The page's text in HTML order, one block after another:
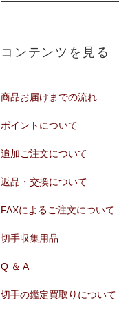
コンテンツを見る
商品お届けまでの流れ
ポイントについて
追加ご注文について
返品・交換について
FAXによるご注文について
切手収集用品
Q ＆ A
切手の鑑定買取りについて